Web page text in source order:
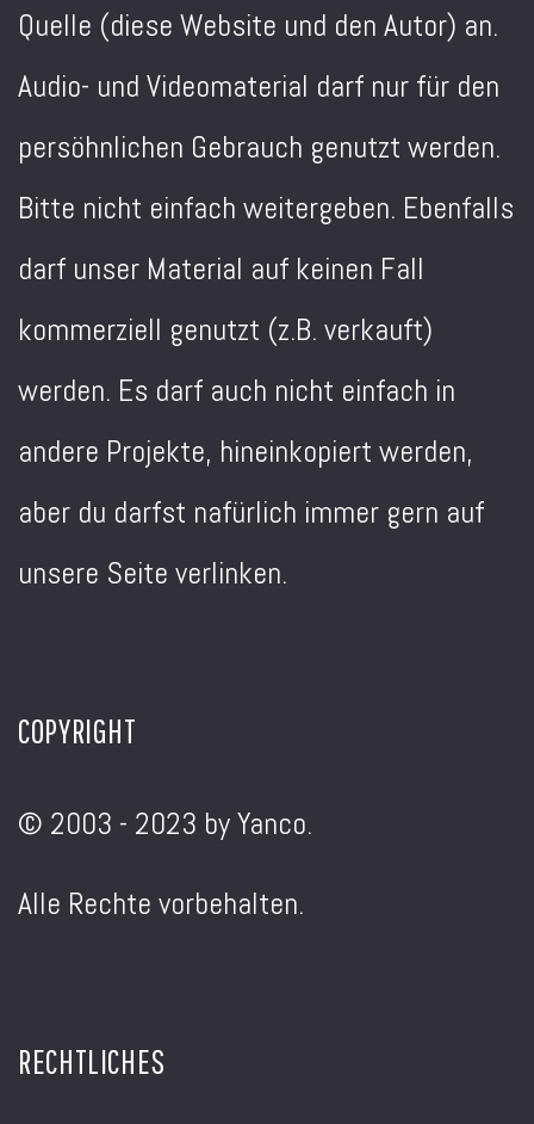
Quelle (diese Website und den Autor) an.
Audio- und Videomaterial darf nur für den
persöhnlichen Gebrauch genutzt werden.
Bitte nicht einfach weitergeben. Ebenfalls
darf unser Material auf keinen Fall
kommerziell genutzt (z.B. verkauft)
werden. Es darf auch nicht einfach in
andere Projekte, hineinkopiert werden,
aber du darfst nafürlich immer gern auf
unsere Seite verlinken.
COPYRIGHT
© 2003 - 2023 by Yanco.
Alle Rechte vorbehalten.
RECHTLICHES